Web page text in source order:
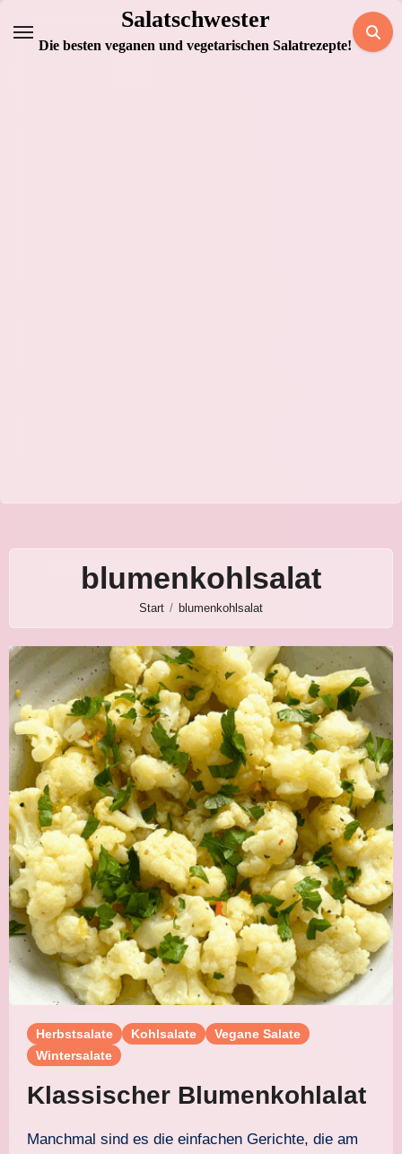
Inhalt
Salatschwester
Die besten veganen und vegetarischen Salatrezepte!
blumenkohlsalat
Start blumenkohlsalat
Herbstsalate Kohlsalate
Vegane Salate
Wintersalate
Klassischer Blumenkohlalat
Manchmal sind es die einfachen Gerichte, die am